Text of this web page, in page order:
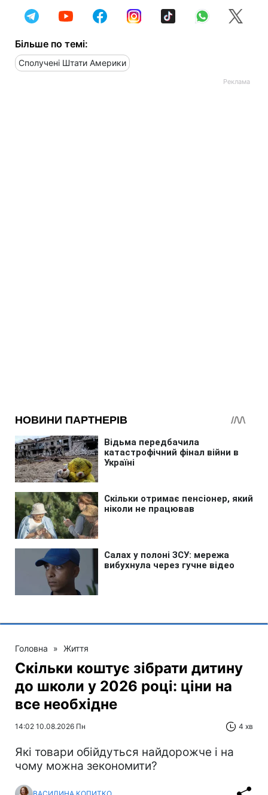
Більше по темі:
Сполучені Штати Америки
Головна » Життя
Скільки коштує зібрати дитину
до школи у 2026 році: ціни на
все необхідне
14:02 10.08.2026 Пн 4 хв
Які товари обійдуться найдорожче і на
чому можна зекономити?